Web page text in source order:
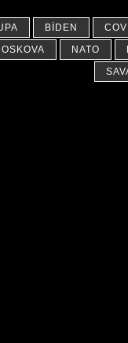
BIDEN
NATO